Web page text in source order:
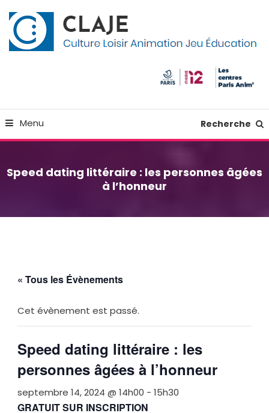
To
Content
Menu Recherche
Speed dating littéraire : les personnes âgées
à l’honneur
« Tous les Évènements
Cet évènement est passé.
Speed dating littéraire : les
personnes âgées à l’honneur
septembre 14, 2024 @ 14h00 - 15h30
GRATUIT SUR INSCRIPTION